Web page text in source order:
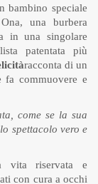
bambino speciale
una burbera
in una singolare
patentata più
racconta di un
fa commuovere e
come se la sua
spettacolo vero e
vita riservata e
con cura a occhi